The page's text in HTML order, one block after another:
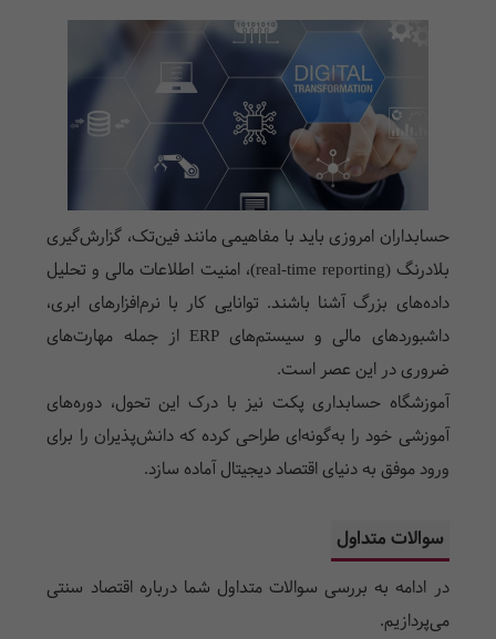
حسابداران امروزی باید با مفاهیمی مانند فین‌تک، گزارش‌گیری
بلادرنگ (real-time reporting)، امنیت اطلاعات مالی و تحلیل
داده‌های بزرگ آشنا باشند. توانایی کار با نرم‌افزارهای ابری،
داشبوردهای مالی و سیستم‌های ERP از جمله مهارت‌های
ضروری در این عصر است.
آموزشگاه حسابداری پکت نیز با درک این تحول، دوره‌های
آموزشی خود را به‌گونه‌ای طراحی کرده که دانش‌پذیران را برای
ورود موفق به دنیای اقتصاد دیجیتال آماده سازد.
سوالات متداول
در ادامه به بررسی سوالات متداول شما درباره اقتصاد سنتی
می‌پردازیم.